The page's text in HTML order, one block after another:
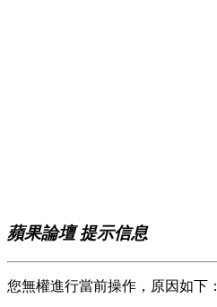
蘋果論壇 提示信息
您無權進行當前操作，原因如下：